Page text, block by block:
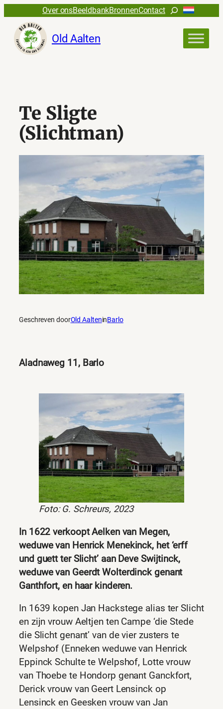
naar
inhoud
Over onsBeeldbankBronnenContactZoeken
Old Aalten
Te Sligte
(Slichtman)
Geschreven doorOld AalteninBarlo
Aladnaweg 11, Barlo
Foto: G. Schreurs, 2023
In 1622 verkoopt Aelken van Megen,
weduwe van Henrick Menekinck, het ‘erff
und guett ter Slicht’ aan Deve Swijtinck,
weduwe van Geerdt Wolterdinck genant
Ganthfort, en haar kinderen.
In 1639 kopen Jan Hackstege alias ter Slicht
en zijn vrouw Aeltjen ten Campe ‘die Stede
die Slicht genant’ van de vier zusters te
Welpshof (Enneken weduwe van Henrick
Eppinck Schulte te Welpshof, Lotte vrouw
van Thoebe te Hondorp genant Ganckfort,
Derick vrouw van Geert Lensinck op
Lensinck en Geesken vrouw van Jan